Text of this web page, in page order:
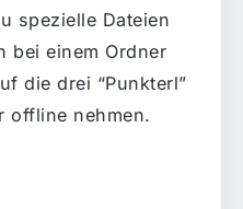
spezielle Dateien
bei einem Ordner
die drei “Punkterl”
offline nehmen.